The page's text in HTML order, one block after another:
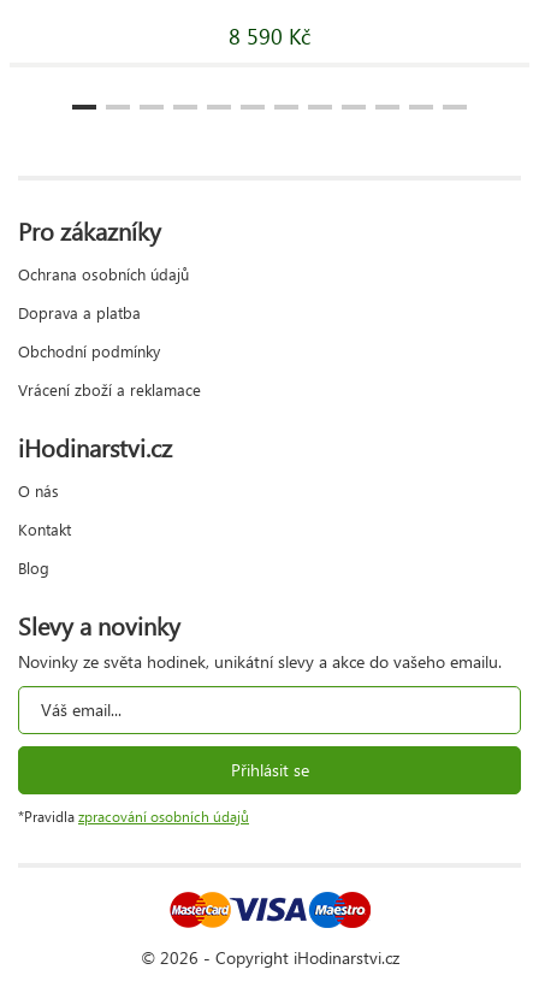
8 590 Kč
Pro zákazníky
Ochrana osobních údajů
Doprava a platba
Obchodní podmínky
Vrácení zboží a reklamace
iHodinarstvi.cz
O nás
Kontakt
Blog
Slevy a novinky
Novinky ze světa hodinek, unikátní slevy a akce do vašeho emailu.
Přihlásit se
*Pravidla zpracování osobních údajů
© 2026 - Copyright iHodinarstvi.cz